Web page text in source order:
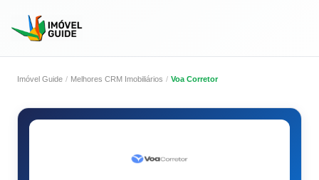
Imóvel Guide Melhores CRM Imobiliários Voa Corretor